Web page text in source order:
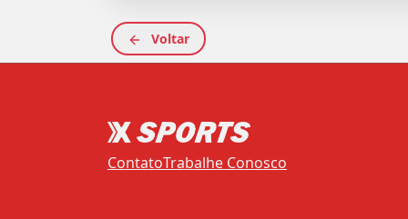
Voltar
ContatoTrabalhe Conosco